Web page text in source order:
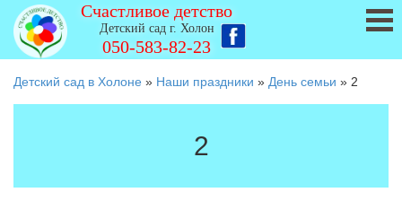
Счастливое детство
Детский сад г. Холон
050-583-82-23
Детский сад в Холоне » Наши праздники » День семьи » 2
2